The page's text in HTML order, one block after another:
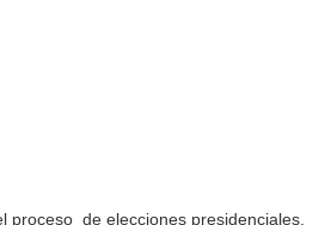
proceso de elecciones presidenciales,